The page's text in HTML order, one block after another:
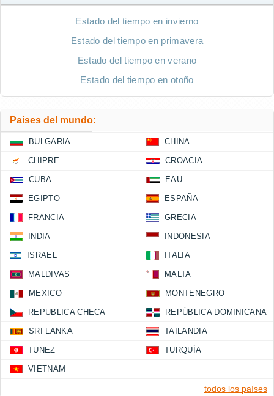
Estado del tiempo en invierno
Estado del tiempo en primavera
Estado del tiempo en verano
Estado del tiempo en otoño
Países del mundo:
BULGARIA CHINA
CHIPRE CROACIA
CUBA EAU
EGIPTO ESPAÑA
FRANCIA GRECIA
INDIA INDONESIA
ISRAEL ITALIA
MALDIVAS MALTA
MEXICO MONTENEGRO
REPUBLICA CHECA REPÚBLICA DOMINICANA
SRI LANKA TAILANDIA
TUNEZ TURQUÍA
VIETNAM
todos los países